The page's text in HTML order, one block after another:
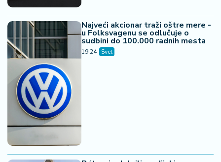
Najveći akcionar traži oštre mere -
u Folksvagenu se odlučuje o
sudbini do 100.000 radnih mesta
19:24 Svet